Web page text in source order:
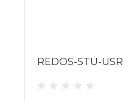
REDOS-STU-USR